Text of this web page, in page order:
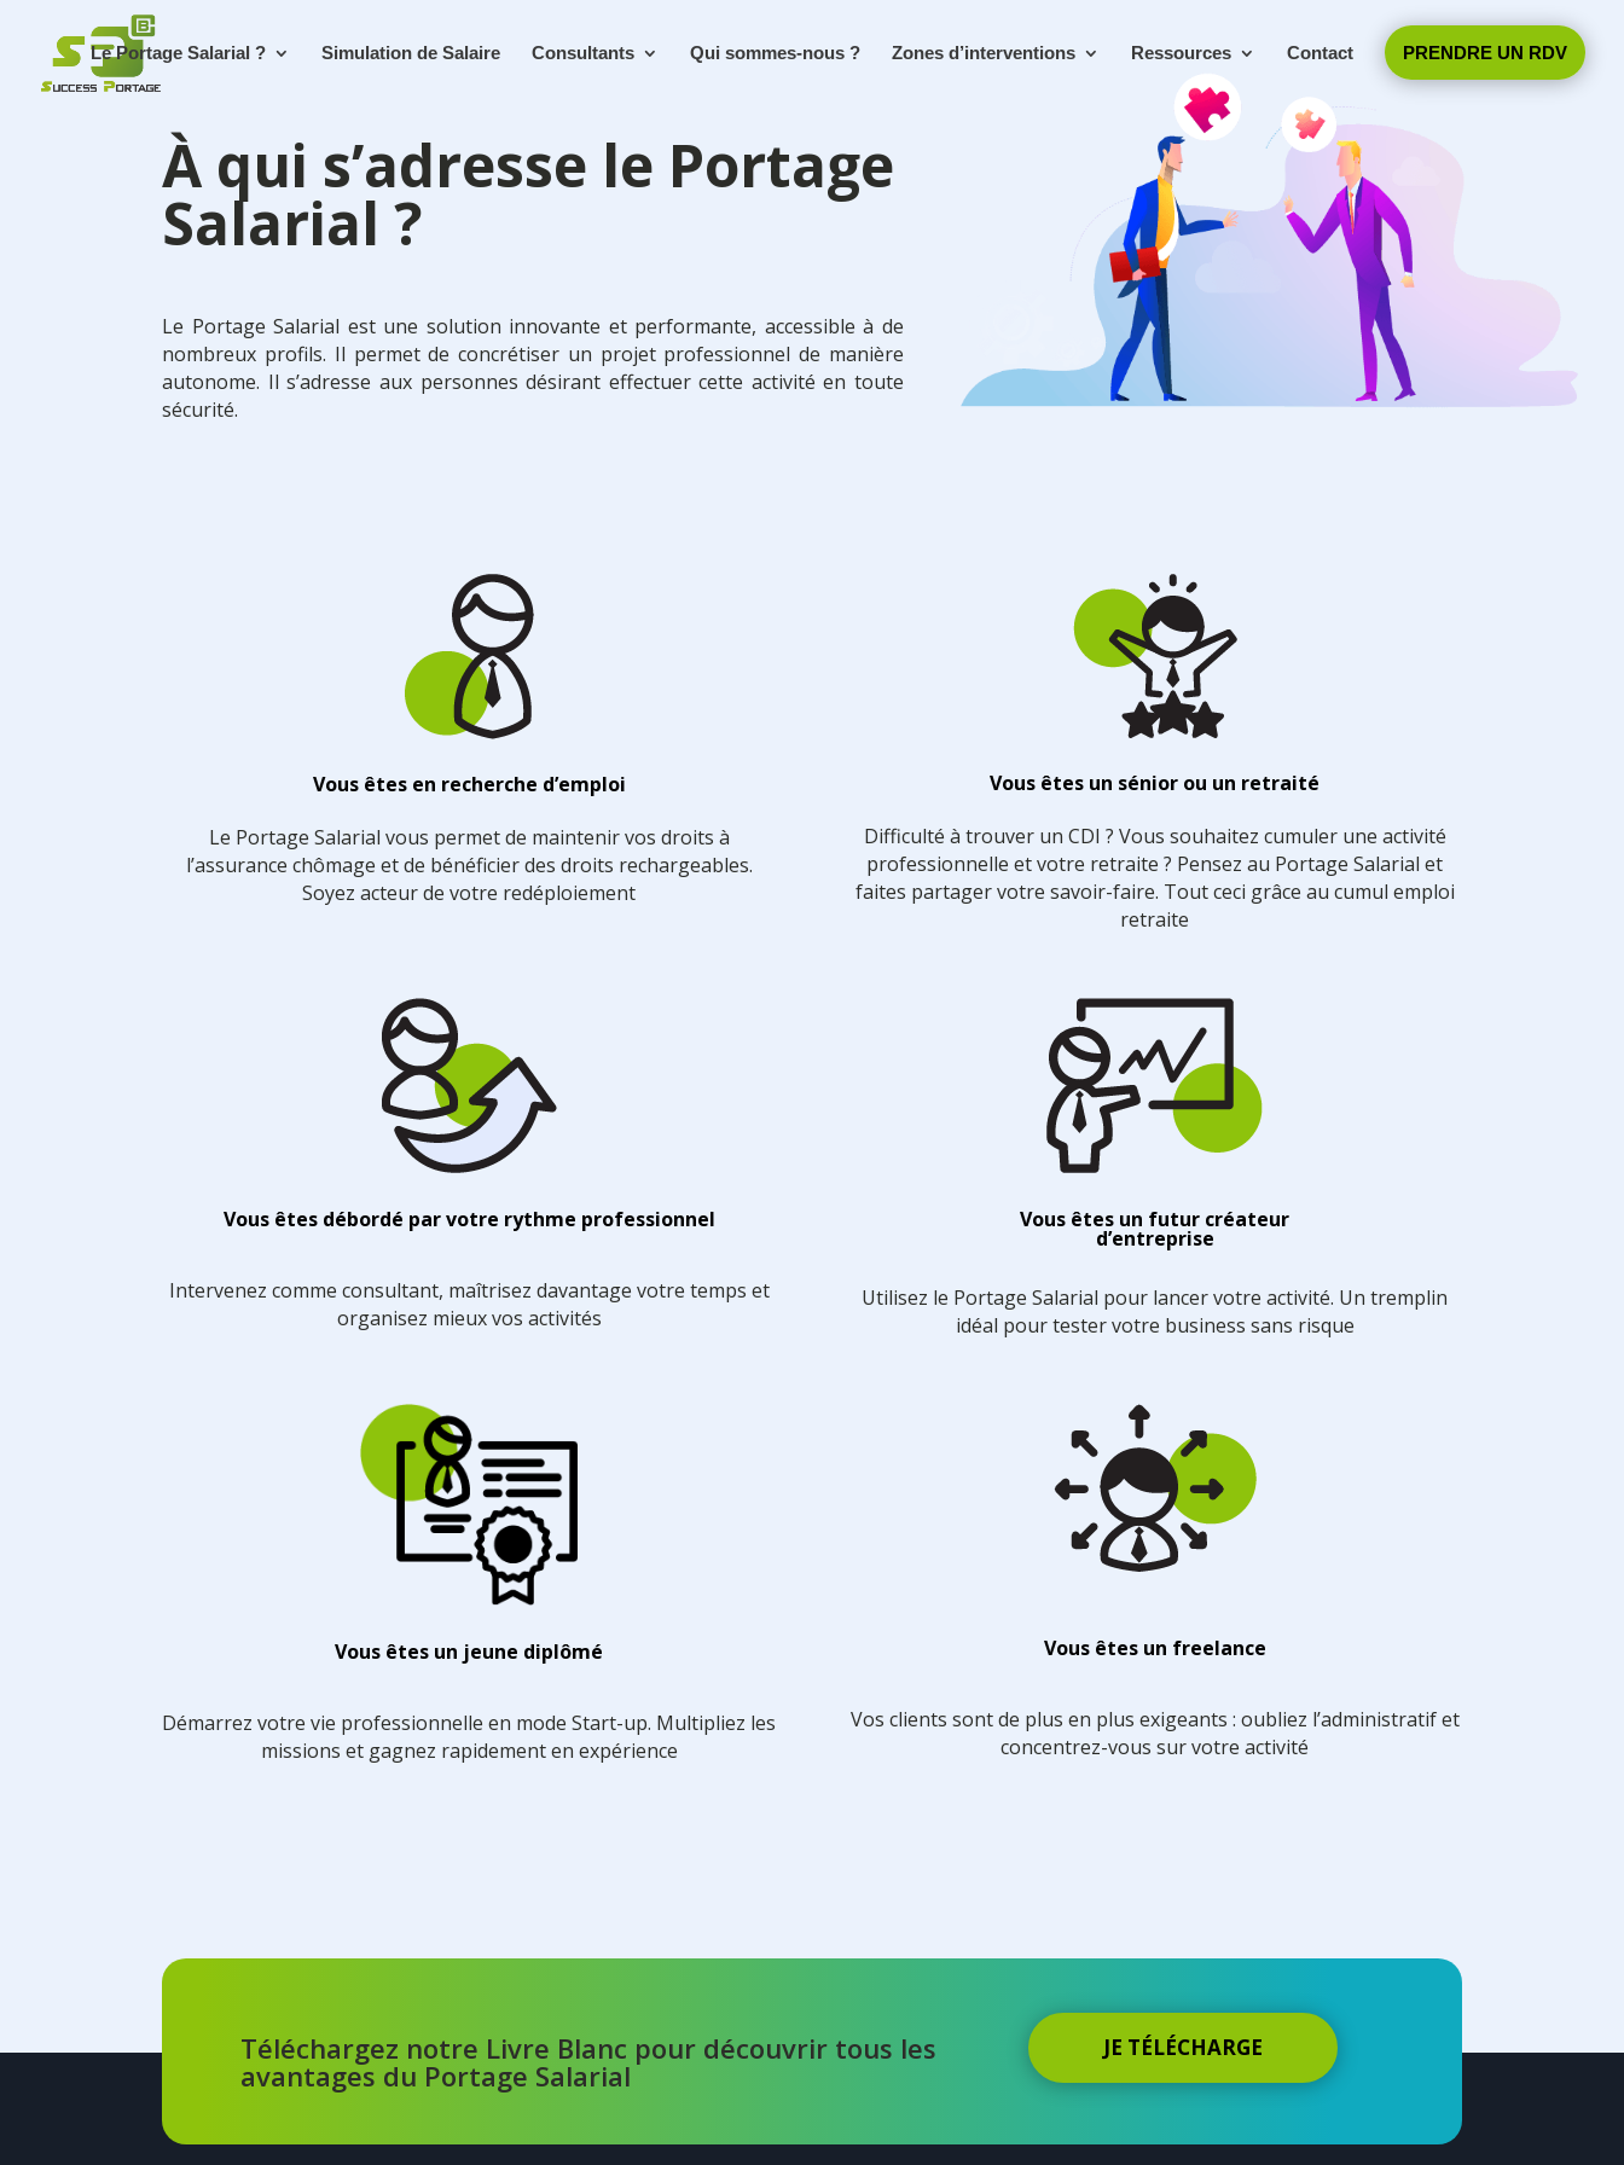
Le Portage Salarial ? Simulation de Salaire Consultants Qui sommes-nous ? Zones d’interventions Ressources Contact PRENDRE UN RDV
À qui s’adresse le Portage
Salarial ?
Le Portage Salarial est une solution innovante et performante, accessible à de
nombreux profils. Il permet de concrétiser un projet professionnel de manière
autonome. Il s’adresse aux personnes désirant effectuer cette activité en toute
sécurité.
Vous êtes en recherche d’emploi
Le Portage Salarial vous permet de maintenir vos droits à
l’assurance chômage et de bénéficier des droits rechargeables.
Soyez acteur de votre redéploiement
Vous êtes un sénior ou un retraité
Difficulté à trouver un CDI ? Vous souhaitez cumuler une activité
professionnelle et votre retraite ? Pensez au Portage Salarial et
faites partager votre savoir-faire. Tout ceci grâce au cumul emploi
retraite
Vous êtes débordé par votre rythme professionnel
Intervenez comme consultant, maîtrisez davantage votre temps et
organisez mieux vos activités
Vous êtes un futur créateur
d’entreprise
Utilisez le Portage Salarial pour lancer votre activité. Un tremplin
idéal pour tester votre business sans risque
Vous êtes un jeune diplômé
Démarrez votre vie professionnelle en mode Start-up. Multipliez les
missions et gagnez rapidement en expérience
Vous êtes un freelance
Vos clients sont de plus en plus exigeants : oubliez l’administratif et
concentrez-vous sur votre activité
Téléchargez notre Livre Blanc pour découvrir tous les
avantages du Portage Salarial
JE TÉLÉCHARGE